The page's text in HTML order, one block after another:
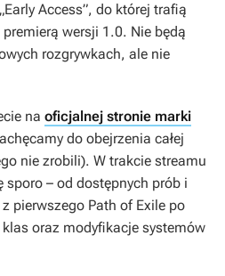
Access”, do której trafią
wersji 1.0. Nie będą
rozgrywkach, ale nie
na oficjalnej stronie marki
do obejrzenia całej
nie zrobili). W trakcie streamu
– od dostępnych prób i
pierwszego Path of Exile po
oraz modyfikacje systemów